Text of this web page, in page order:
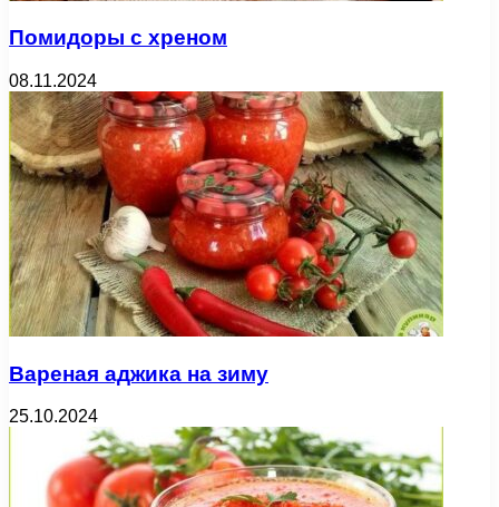
Помидоры с хреном
08.11.2024
Вареная аджика на зиму
25.10.2024